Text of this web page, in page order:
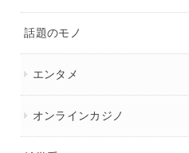
話題のモノ
エンタメ
オンラインカジノ